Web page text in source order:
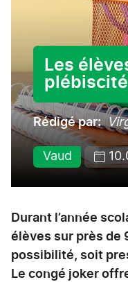
Les
Rédigé par
Vaud
Durant l’année
élèves sur près
possibilité, soit
Le congé joker